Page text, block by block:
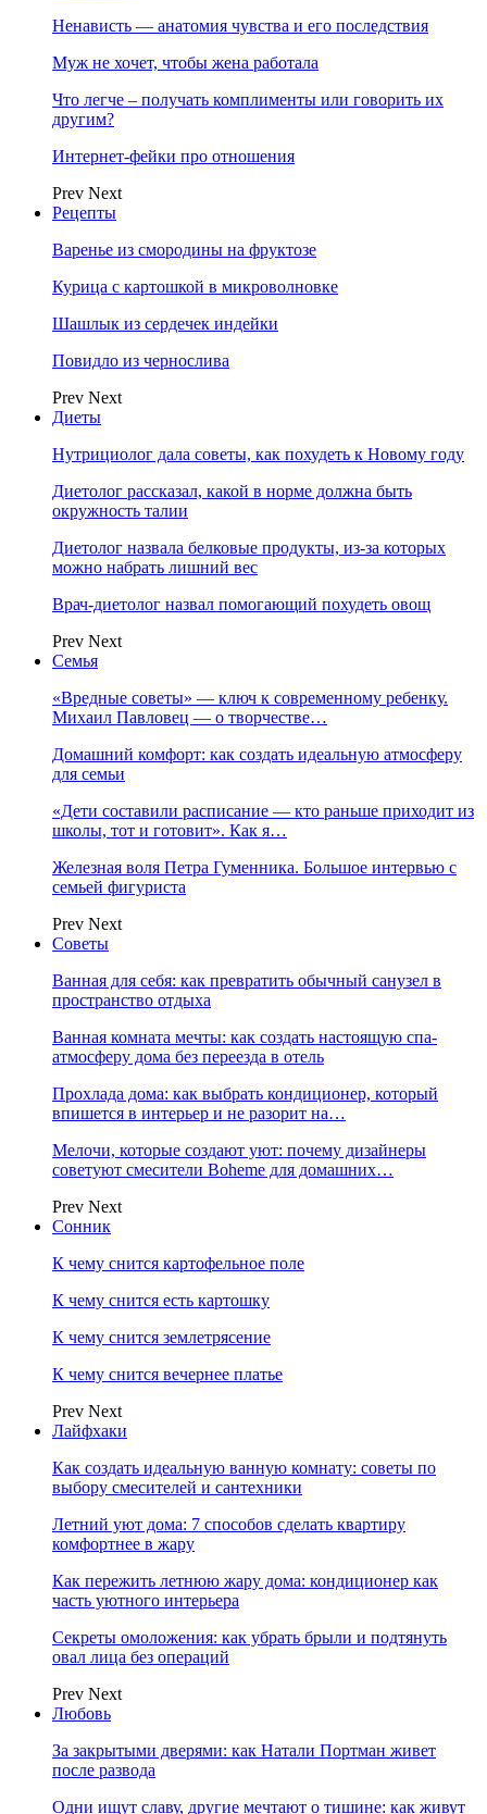
Ненависть — анатомия чувства и его последствия
Муж не хочет, чтобы жена работала
Что легче – получать комплименты или говорить их
другим?
Интернет-фейки про отношения
Prev Next
Рецепты
Варенье из смородины на фруктозе
Курица с картошкой в микроволновке
Шашлык из сердечек индейки
Повидло из чернослива
Prev Next
Диеты
Нутрициолог дала советы, как похудеть к Новому году
Диетолог рассказал, какой в норме должна быть
окружность талии
Диетолог назвала белковые продукты, из-за которых
можно набрать лишний вес
Врач-диетолог назвал помогающий похудеть овощ
Prev Next
Семья
«Вредные советы» — ключ к современному ребенку.
Михаил Павловец — о творчестве…
Домашний комфорт: как создать идеальную атмосферу
для семьи
«Дети составили расписание — кто раньше приходит из
школы, тот и готовит». Как я…
Железная воля Петра Гуменника. Большое интервью с
семьей фигуриста
Prev Next
Советы
Ванная для себя: как превратить обычный санузел в
пространство отдыха
Ванная комната мечты: как создать настоящую спа-
атмосферу дома без переезда в отель
Прохлада дома: как выбрать кондиционер, который
впишется в интерьер и не разорит на…
Мелочи, которые создают уют: почему дизайнеры
советуют смесители Boheme для домашних…
Prev Next
Сонник
К чему снится картофельное поле
К чему снится есть картошку
К чему снится землетрясение
К чему снится вечернее платье
Prev Next
Лайфхаки
Как создать идеальную ванную комнату: советы по
выбору смесителей и сантехники
Летний уют дома: 7 способов сделать квартиру
комфортнее в жару
Как пережить летнюю жару дома: кондиционер как
часть уютного интерьера
Секреты омоложения: как убрать брыли и подтянуть
овал лица без операций
Prev Next
Любовь
За закрытыми дверями: как Натали Портман живет
после развода
Одни ищут славу, другие мечтают о тишине: как живут